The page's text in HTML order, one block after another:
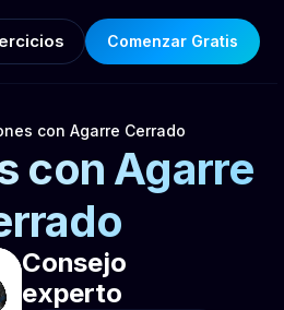
Comenzar Gratis
con Agarre Cerrado
con Agarre
Consejo
experto